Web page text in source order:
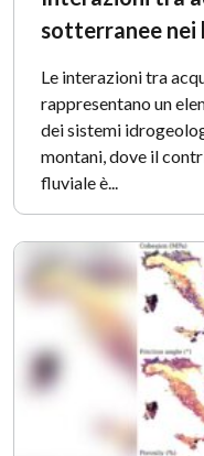
sotterranee nei
Le interazioni tra
rappresentano un
dei sistemi
montani, dove il
fluviale è...